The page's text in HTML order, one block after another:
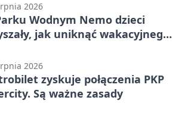
2026
Wodnym Nemo dzieci
jak uniknąć wakacyjnego
2026
zyskuje połączenia PKP
Są ważne zasady